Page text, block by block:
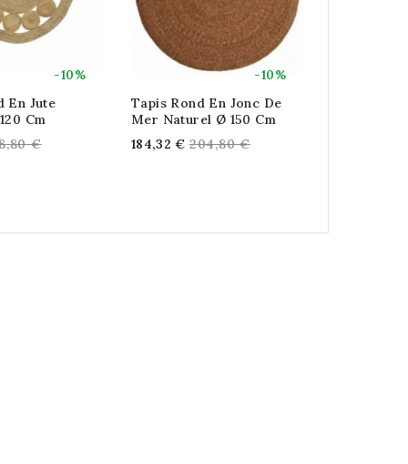
-10%
En Jute
Cm
€
-10%
Tapis Rond En Jonc De
Mer Naturel Ø 150 Cm
184,32 € Regular
204,80 €